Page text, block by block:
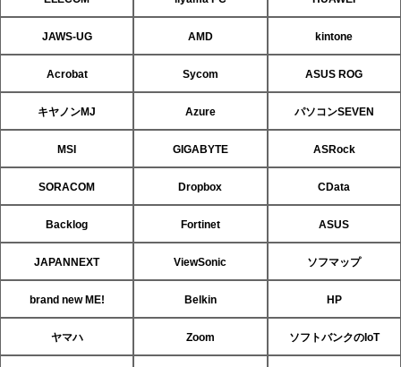
JAWS-UG AMD kintone
Acrobat Sycom ASUS ROG
キヤノンMJ Azure パソコンSEVEN
MSI GIGABYTE ASRock
SORACOM Dropbox CData
Backlog Fortinet ASUS
JAPANNEXT ViewSonic ソフマップ
brand new ME! Belkin HP
ヤマハ Zoom ソフトバンクのIoT